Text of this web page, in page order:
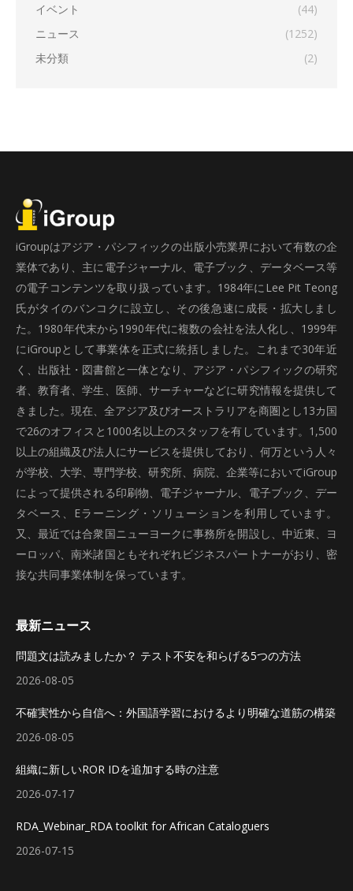
イベント
(44)
ニュース
(1252)
未分類
(2)
iGroupはアジア・パシフィックの出版小売業界において有数の企
業体であり、主に電子ジャーナル、電子ブック、データベース等
の電子コンテンツを取り扱っています。1984年にLee Pit Teong
氏がタイのバンコクに設立し、その後急速に成長・拡大しまし
た。1980年代末から1990年代に複数の会社を法人化し、1999年
にiGroupとして事業体を正式に統括しました。これまで30年近
く、出版社・図書館と一体となり、アジア・パシフィックの研究
者、教育者、学生、医師、サーチャーなどに研究情報を提供して
きました。現在、全アジア及びオーストラリアを商圏とし13カ国
で26のオフィスと1000名以上のスタッフを有しています。1,500
以上の組織及び法人にサービスを提供しており、何万という人々
が学校、大学、専門学校、研究所、病院、企業等においてiGroup
によって提供される印刷物、電子ジャーナル、電子ブック、デー
タベース、Eラーニング・ソリューションを利用しています。
又、最近では合衆国ニューヨークに事務所を開設し、中近東、ヨ
ーロッパ、南米諸国ともそれぞれビジネスパートナーがおり、密
接な共同事業体制を保っています。
最新ニュース
問題文は読みましたか？ テスト不安を和らげる5つの方法
2026-08-05
不確実性から自信へ：外国語学習におけるより明確な道筋の構築
2026-08-05
組織に新しいROR IDを追加する時の注意
2026-07-17
RDA_Webinar_RDA toolkit for African Cataloguers
2026-07-15